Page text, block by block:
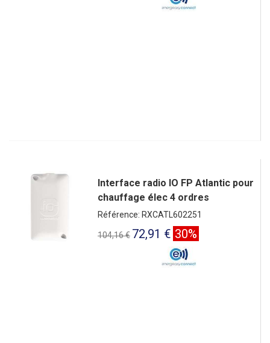
Interface radio IO FP Atlantic pour
chauffage élec 4 ordres
Référence: RXCATL602251
104,16 € 72,91 € 30%